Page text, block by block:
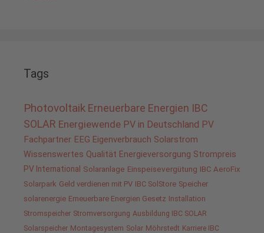
Tags
Photovoltaik Erneuerbare Energien IBC
SOLAR Energiewende PV in Deutschland PV
Fachpartner EEG Eigenverbrauch Solarstrom
Wissenswertes Qualität Energieversorgung Strompreis
PV International Solaranlage Einspeisevergütung IBC AeroFix
Solarpark Geld verdienen mit PV IBC SolStore Speicher
solarenergie Erneuerbare Energien Gesetz Installation
Stromspeicher Stromversorgung Ausbildung IBC SOLAR
Solarspeicher Montagesystem Solar Möhrstedt Karriere IBC